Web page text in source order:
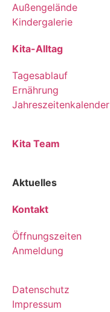
Außengelände
Kindergalerie
Kita-Alltag
Tagesablauf
Ernährung
Jahreszeitenkalender
Kita Team
Aktuelles
Kontakt
Öffnungszeiten
Anmeldung
Datenschutz
Impressum